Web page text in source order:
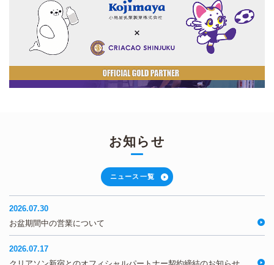
お知らせ
ニュース一覧
2026.07.30
お盆期間中の営業について
2026.07.17
クリアソン新宿とのオフィシャルパートナー契約締結のお知らせ